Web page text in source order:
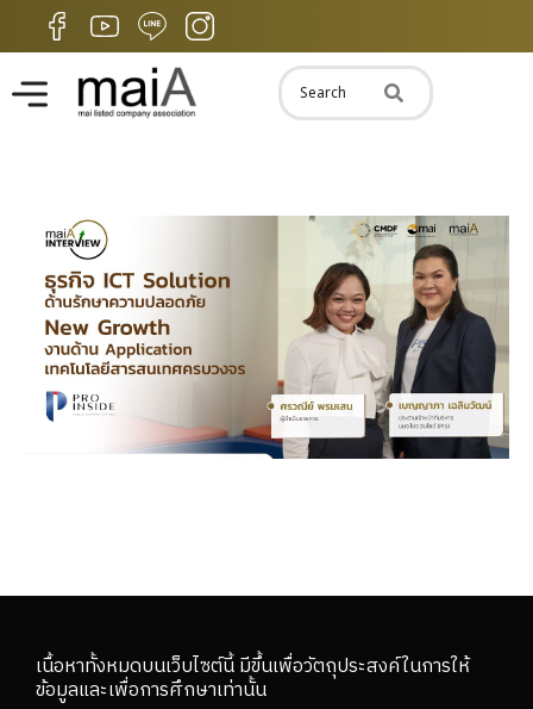
เนื้อหาทั้งหมดบนเว็บไซต์นี้ มีขึ้นเพื่อวัตถุประสงค์ในการให้
ข้อมูลและเพื่อการศึกษาเท่านั้น